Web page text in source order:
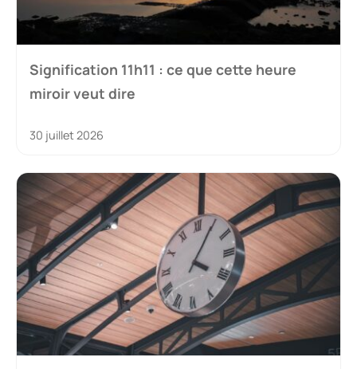
Signification 11h11 : ce que cette heure
miroir veut dire
30 juillet 2026